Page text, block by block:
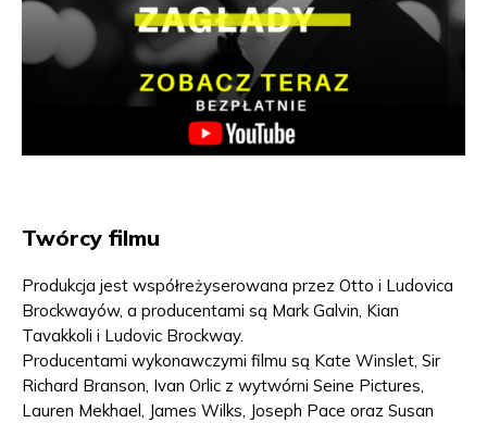
Twórcy filmu
Produkcja jest współreżyserowana przez Otto i Ludovica
Brockwayów, a producentami są Mark Galvin, Kian
Tavakkoli i Ludovic Brockway.
Producentami wykonawczymi filmu są Kate Winslet, Sir
Richard Branson, Ivan Orlic z wytwórni Seine Pictures,
Lauren Mekhael, James Wilks, Joseph Pace oraz Susan